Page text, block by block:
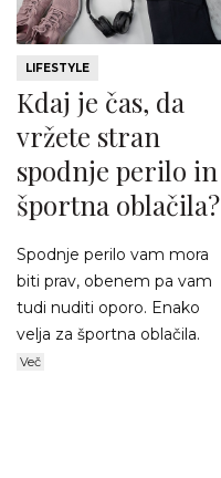
LIFESTYLE
Kdaj je čas, da
vržete stran
spodnje perilo in
športna oblačila?
Spodnje perilo vam mora
biti prav, obenem pa vam
tudi nuditi oporo. Enako
velja za športna oblačila.
Več